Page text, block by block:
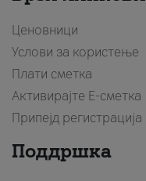
Ценовници
Услови за користење
Плати сметка
Активирајте Е-сметка
Припејд регистрација
Поддршка